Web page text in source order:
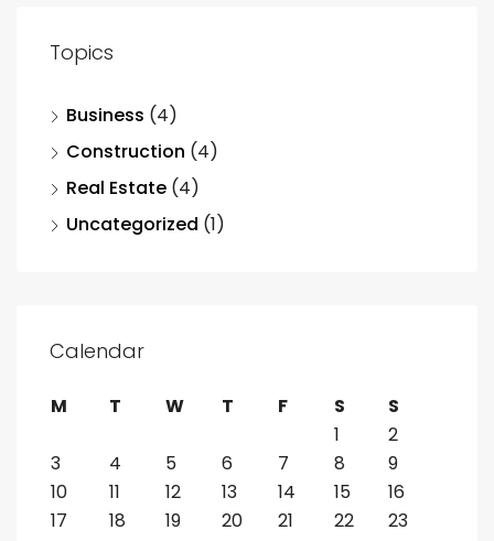
Topics
Business (4)
Construction (4)
Real Estate (4)
Uncategorized (1)
Calendar
M T W T F S
S
1
2
3
4 5 6 7 8
9
10
11 12 13 14 15
16
17
18 19 20 21 22
23